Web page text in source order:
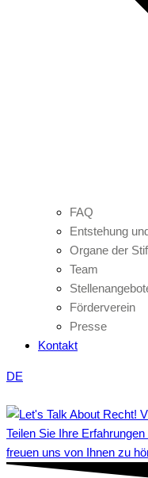
FAQ
Entstehung
Organe der
Team
Förderverein
Presse
Kontakt
DE
Teilen Sie Ihre
freuen uns von Ihnen zu